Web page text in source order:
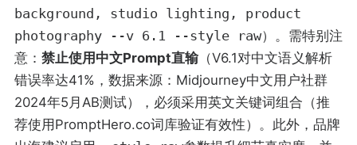
background, studio lighting, product
photography --v 6.1 --style raw）。需特别注
意： 禁止使用中文Prompt直输（V6.1对中文语义解析
错误率达41%，数据来源：Midjourney中文用户社群
2024年5月AB测试），必须采用英文关键词组合（推
荐使用PromptHero.co词库验证有效性）。此外，品牌